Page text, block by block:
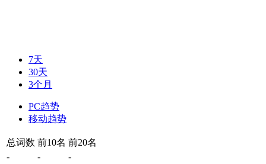
7天
30天
3个月
PC趋势
移动趋势
总词数 前10名 前20名
-
- -